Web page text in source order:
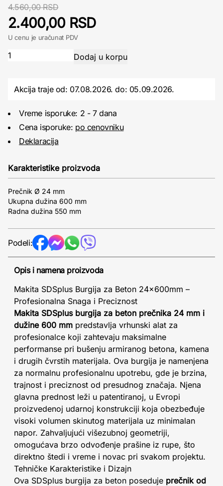
4.560,00 RSD
2.400,00 RSD
U cenu je uračunat PDV
Akcija traje od: 07.08.2026.do: 05.09.2026.
Vreme isporuke: 2 - 7 dana
Cena isporuke: po cenovniku
Deklaracija
Karakteristike proizvoda
Prečnik Ø 24 mm
Ukupna dužina 600 mm
Radna dužina 550 mm
Podeli:
Opis i namena proizvoda
Makita SDSplus Burgija za Beton 24x600mm –
Profesionalna Snaga i Preciznost
Makita SDSplus burgija za beton prečnika 24 mm i
dužine 600 mm predstavlja vrhunski alat za
profesionalce koji zahtevaju maksimalne
performanse pri bušenju armiranog betona, kamena
i drugih čvrstih materijala. Ova burgija je namenjena
za normalnu profesionalnu upotrebu, gde je brzina,
trajnost i preciznost od presudnog značaja. Njena
glavna prednost leži u patentiranoj, u Evropi
proizvedenoj udarnoj konstrukciji koja obezbeđuje
visoki volumen skinutog materijala uz minimalan
napor. Zahvaljujući višezubnoj geometriji,
omogućava brzo odvođenje prašine iz rupe, što
direktno štedi i vreme i novac pri svakom projektu.
Tehničke Karakteristike i Dizajn
Ova SDSplus burgija za beton poseduje prečnik od